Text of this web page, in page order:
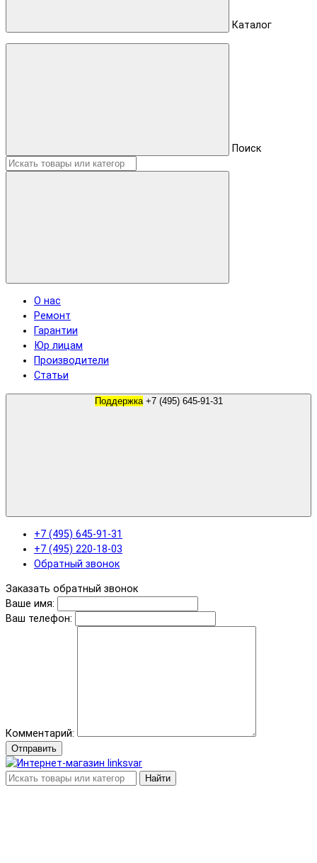
Каталог
Поиск
О нас
Ремонт
Гарантии
Юр лицам
Производители
Статьи
Поддержка
+7 (495) 645-91-31
+7 (495) 220-18-03
Обратный звонок
Заказать обратный звонок
Ваше имя:
Ваш телефон:
Комментарий:
Отправить
Найти